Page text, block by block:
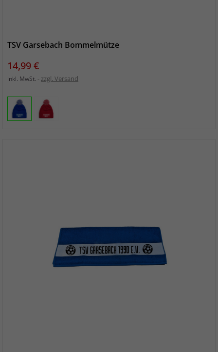
TSV Garsebach Bommelmütze
Preis
14,99 €
inkl. MwSt. zzgl. Versand